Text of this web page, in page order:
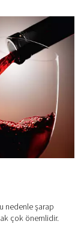
yazıcının üretim